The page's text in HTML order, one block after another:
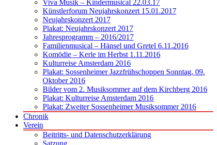
Viva Musik – Kindermusical 22.03.17
Künstlerforum Neujahrskonzert 15.01.2017
Neujahrskonzert 2017
Plakat: Neujahrskonzert 2017
Jahresprogramm – 2016/2017
Familienmusical – Hänsel und Gretel 6.11.2016
Komödie – Kerle im Herbst 1.11.2016
Kulturreise Amsterdam 2016
Plakat: Sossenheimer Jazzfrühschoppen Sonntag, 09.
Oktober 2016
Bilder vom 2. Musiksommer auf dem Kirchberg 2016
Plakat: Kulturreise Amsterdam 2016
Plakat: Zweiter Sossenheimer Musiksommer 2016
Chronik
Verein
Beitritts- und Datenschutzerklärung
Satzung